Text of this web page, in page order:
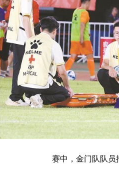
赛中，金门队队员